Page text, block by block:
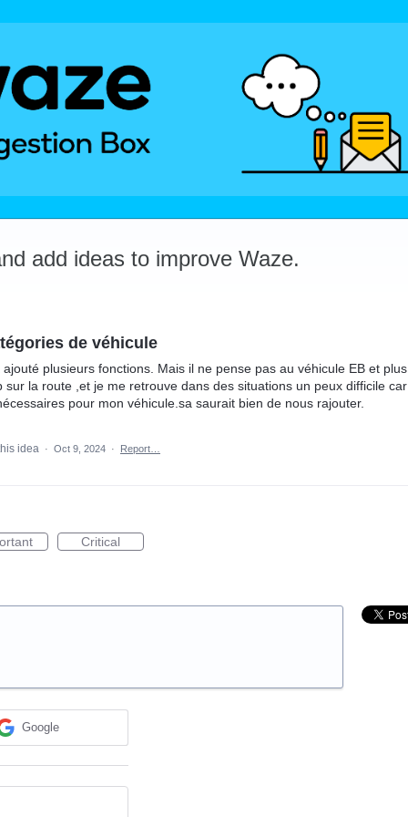
add ideas to improve Waze.
de véhicule
plusieurs fonctions. Mais il ne pense pas au véhicule EB et plus
la route ,et je me retrouve dans des situations un peux difficile car
pour mon véhicule.sa saurait bien de nous rajouter.
idea · Oct 9, 2024 · Report…
Critical
Google